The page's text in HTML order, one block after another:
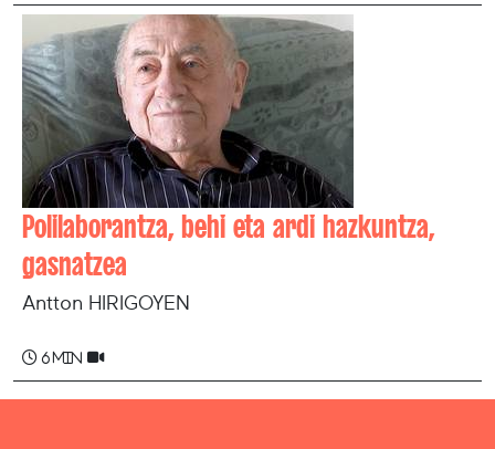
Polilaborantza, behi eta ardi hazkuntza,
gasnatzea
Antton HIRIGOYEN
6 min